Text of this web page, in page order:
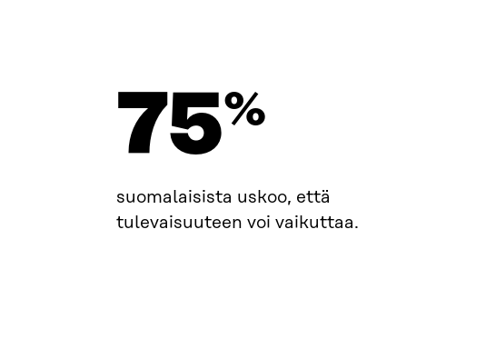
75%
suomalaisista uskoo, että
tulevaisuuteen voi vaikuttaa.